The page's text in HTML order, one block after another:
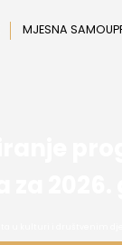
MJESNA